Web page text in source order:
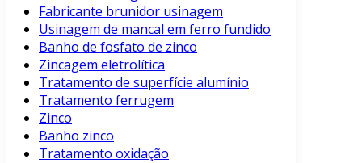
Fabricante brunidor usinagem
Usinagem de mancal em ferro fundido
Banho de fosfato de zinco
Zincagem eletrolítica
Tratamento de superfície alumínio
Tratamento ferrugem
Zinco
Banho zinco
Tratamento oxidação